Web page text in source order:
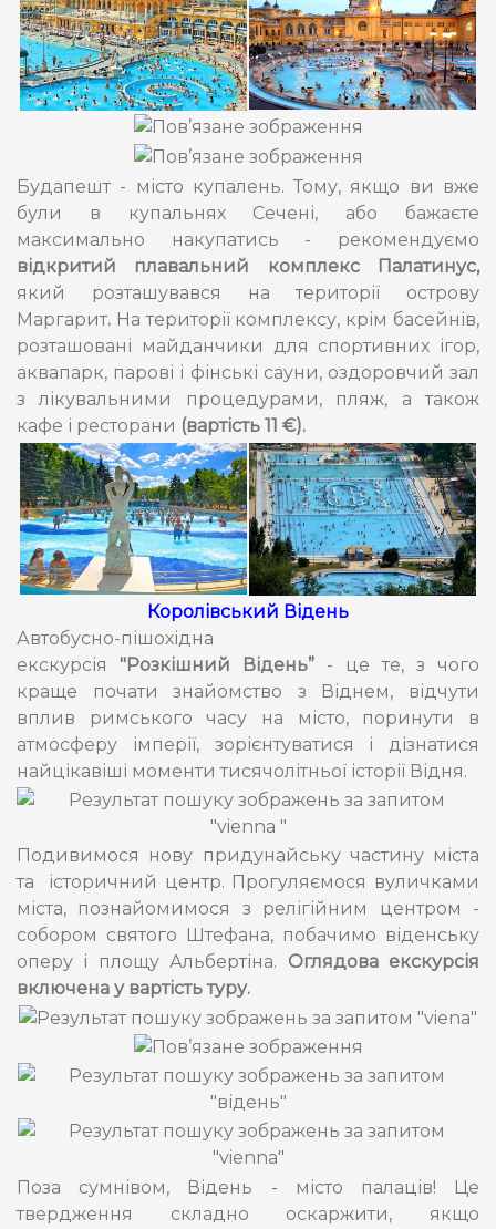
Будапешт - місто купалень. Тому, якщо ви вже
були в купальнях Сечені, або бажаєте
максимально накупатись - рекомендуємо
відкритий плавальний комплекс Палатинус,
який розташувався на території острову
Маргарит. На території комплексу, крім басейнів,
розташовані майданчики для спортивних ігор,
аквапарк, парові і фінські сауни, оздоровчий зал
з лікувальними процедурами, пляж, а також
кафе і ресторани (вартість 11 €).
Королівський Відень
Автобусно-пішохідна
екскурсія "Розкішний Відень” - це те, з чого
краще почати знайомство з Віднем, відчути
вплив римського часу на місто, поринути в
атмосферу імперії, зорієнтуватися і дізнатися
найцікавіші моменти тисячолітньої історії Відня.
Подивимося нову придунайську частину міста
та історичний центр. Прогуляємося вуличками
міста, познайомимося з релігійним центром -
собором святого Штефана, побачимо віденську
оперу і площу Альбертіна. Оглядова екскурсія
включена у вартість туру.
Поза сумнівом, Відень - місто палаців! Це
твердження складно оскаржити, якщо